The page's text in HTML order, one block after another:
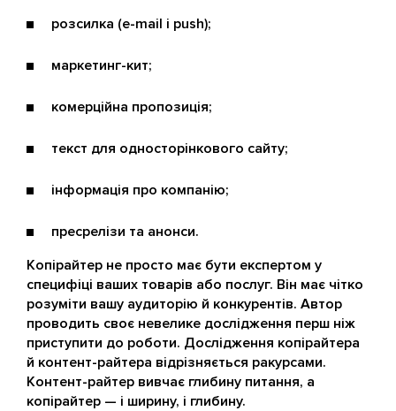
розсилка (e-mail і push);
маркетинг-кит;
комерційна пропозиція;
текст для односторінкового сайту;
інформація про компанію;
пресрелізи та анонси.
Копірайтер не просто має бути експертом у
специфіці ваших товарів або послуг. Він має чітко
розуміти вашу аудиторію й конкурентів. Автор
проводить своє невелике дослідження перш ніж
приступити до роботи. Дослідження копірайтера
й контент-райтера відрізняється ракурсами.
Контент-райтер вивчає глибину питання, а
копірайтер — і ширину, і глибину.